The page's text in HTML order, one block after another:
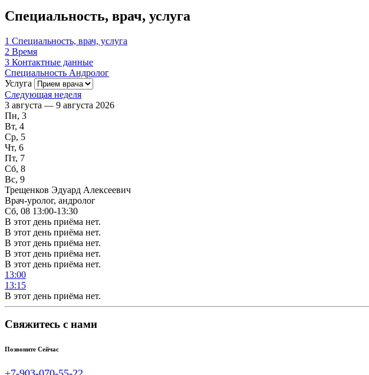
Специальность, врач, услуга
1 Специальность, врач, услуга
2 Время
3 Контактные данные
Специальность Андролог
Услуга
Следующая неделя
3 августа — 9 августа 2026
Пн, 3
Вт, 4
Ср, 5
Чт, 6
Пт, 7
Сб, 8
Вс, 9
Трещенков Эдуард Алексеевич
Врач-уролог, андролог
Сб, 08 13:00-13:30
В этот день приёма нет.
В этот день приёма нет.
В этот день приёма нет.
В этот день приёма нет.
В этот день приёма нет.
13:00
13:15
В этот день приёма нет.
Свяжитесь с нами
Позвоните Сейчас